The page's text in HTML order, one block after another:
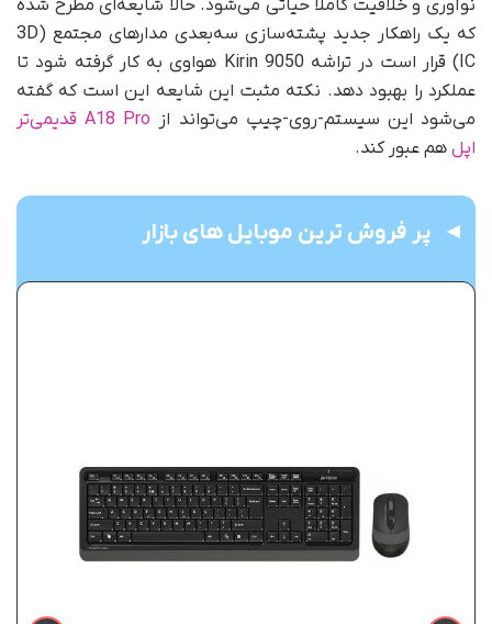
نوآوری و خلاقیت کاملا حیاتی می‌شود. حالا شایعه‌ای مطرح شده
که یک راهکار جدید پشته‌سازی سه‌بعدی مدارهای مجتمع (3D
IC) قرار است در تراشه Kirin 9050 هواوی به کار گرفته شود تا
عملکرد را بهبود دهد. نکته مثبت این شایعه این است که گفته
می‌شود این سیستم-روی-چیپ می‌تواند از
A18 Pro قدیمی‌تر
اپل هم عبور کند.
پر فروش ترین موبایل های بازار